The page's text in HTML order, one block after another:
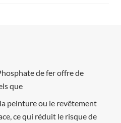
de fer offre de
que
peinture ou le revêtement
ce qui réduit le risque de